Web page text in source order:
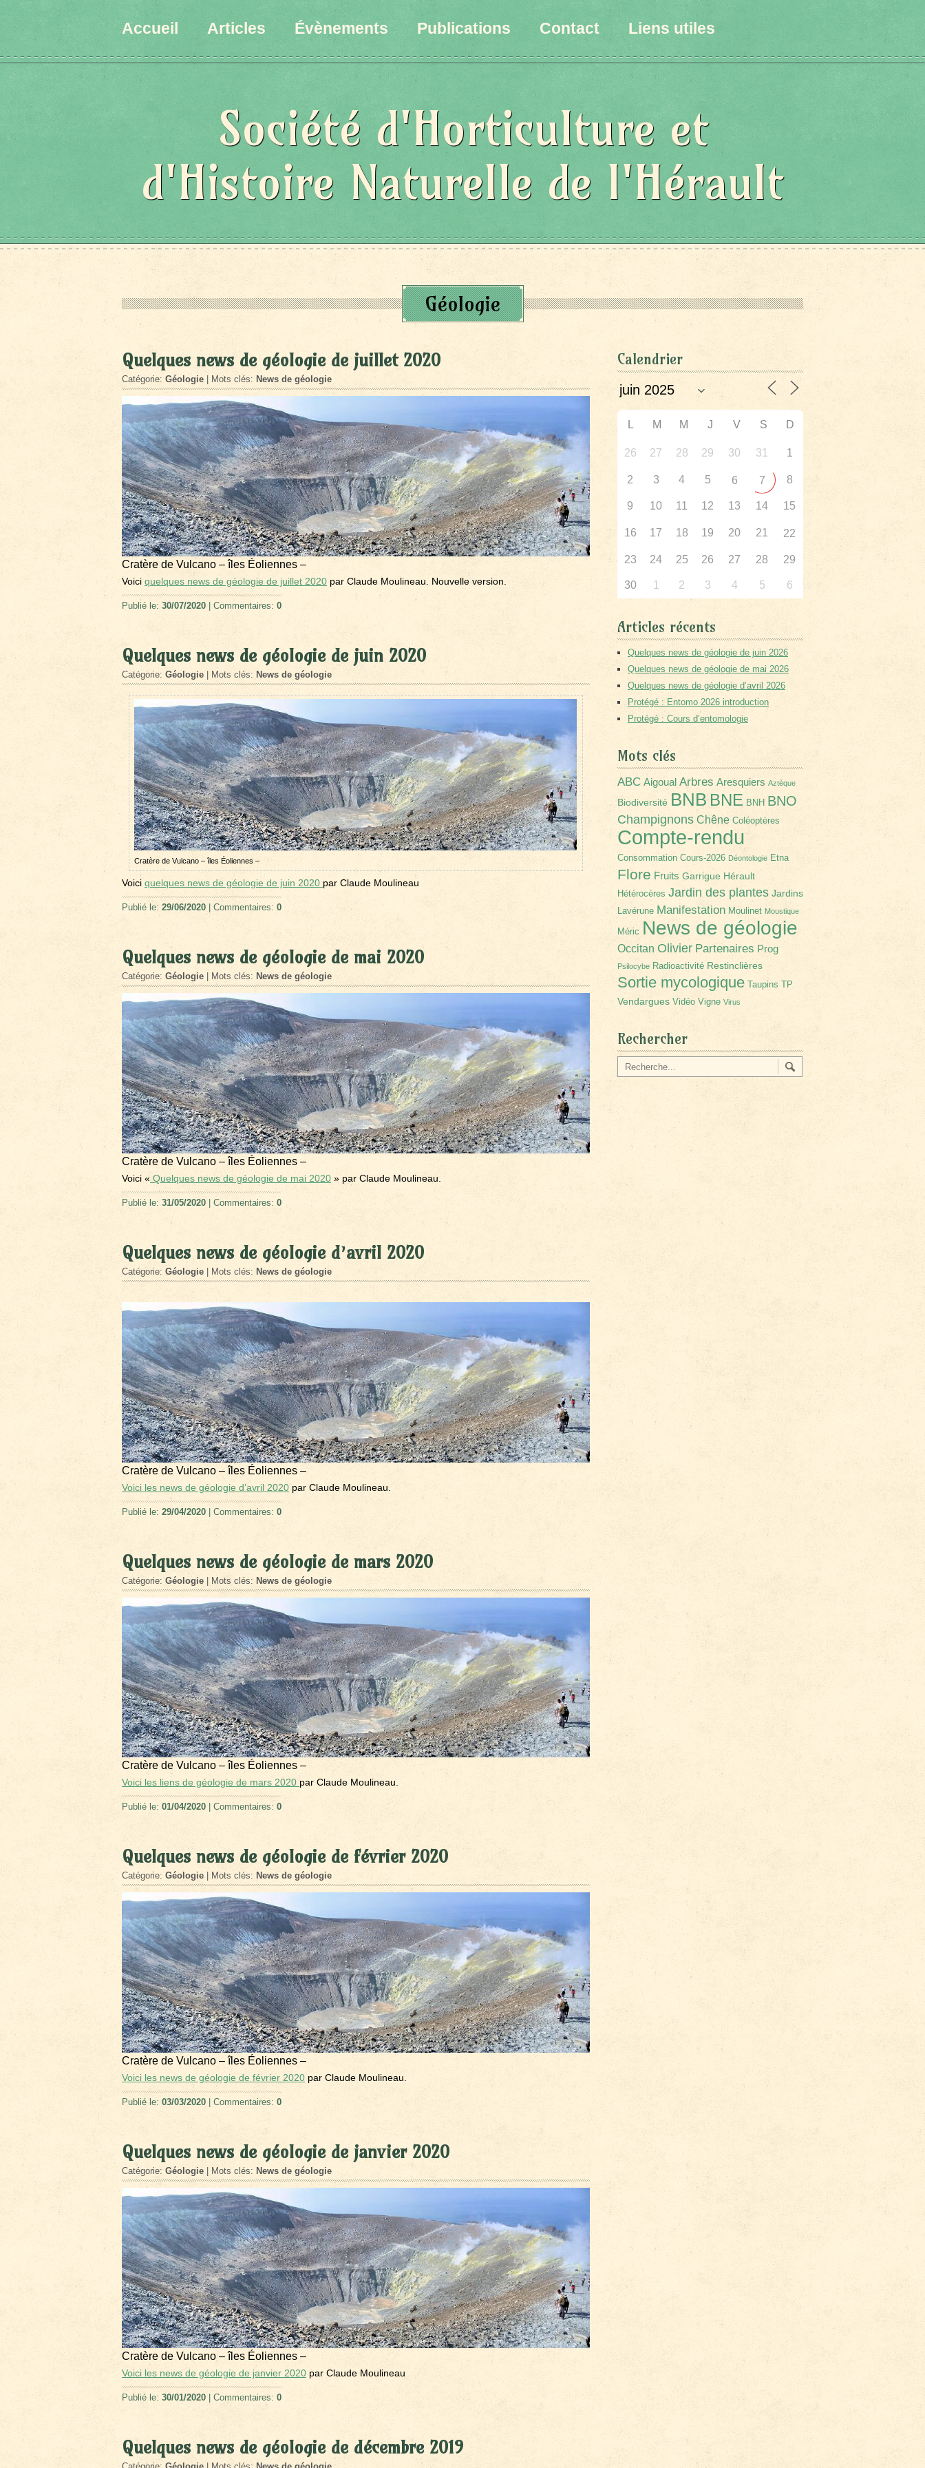
Accueil Articles Évènements Publications Contact Liens utiles
Société d'Horticulture et
d'Histoire Naturelle de l'Hérault
Géologie
Quelques news de géologie de juillet 2020
Catégorie: Géologie | Mots clés: News de géologie
Cratère de Vulcano – îles Éoliennes –
Voici quelques news de géologie de juillet 2020 par Claude Moulineau. Nouvelle version.
Publié le: 30/07/2020 | Commentaires: 0
Quelques news de géologie de juin 2020
Catégorie: Géologie | Mots clés: News de géologie
Cratère de Vulcano – îles Éoliennes –
Voici quelques news de géologie de juin 2020 par Claude Moulineau
Publié le: 29/06/2020 | Commentaires: 0
Quelques news de géologie de mai 2020
Catégorie: Géologie | Mots clés: News de géologie
Cratère de Vulcano – îles Éoliennes –
Voici « Quelques news de géologie de mai 2020 » par Claude Moulineau.
Publié le: 31/05/2020 | Commentaires: 0
Quelques news de géologie d’avril 2020
Catégorie: Géologie | Mots clés: News de géologie
Cratère de Vulcano – îles Éoliennes –
Voici les news de géologie d’avril 2020 par Claude Moulineau.
Publié le: 29/04/2020 | Commentaires: 0
Quelques news de géologie de mars 2020
Catégorie: Géologie | Mots clés: News de géologie
Cratère de Vulcano – îles Éoliennes –
Voici les liens de géologie de mars 2020 par Claude Moulineau.
Publié le: 01/04/2020 | Commentaires: 0
Quelques news de géologie de février 2020
Catégorie: Géologie | Mots clés: News de géologie
Cratère de Vulcano – îles Éoliennes –
Voici les news de géologie de février 2020 par Claude Moulineau.
Publié le: 03/03/2020 | Commentaires: 0
Quelques news de géologie de janvier 2020
Catégorie: Géologie | Mots clés: News de géologie
Cratère de Vulcano – îles Éoliennes –
Voici les news de géologie de janvier 2020 par Claude Moulineau
Publié le: 30/01/2020 | Commentaires: 0
Quelques news de géologie de décembre 2019
Calendrier
L M M J V S D
26 27 28 29 30 31 1
2 3 4 5 6 7 8
9 10 11 12 13 14 15
16 17 18 19 20 21 22
23 24 25 26 27 28 29
30 1 2 3 4 5 6
Articles récents
Quelques news de géologie de juin 2026
Quelques news de géologie de mai 2026
Quelques news de géologie d’avril 2026
Protégé : Entomo 2026 introduction
Protégé : Cours d’entomologie
Mots clés
ABC Aigoual Arbres Aresquiers Aztèque
Biodiversité BNB BNE BNH BNO
Champignons Chêne Coléoptères
Compte-rendu
Consommation Cours-2026 Déontologie Etna
Flore Fruits Garrigue Hérault
Hétérocères Jardin des plantes Jardins
Lavérune Manifestation Moulinet Moustique
Méric News de géologie
Occitan Olivier Partenaires Prog
Psilocybe Radioactivité Restinclières
Sortie mycologique Taupins TP
Vendargues Vidéo Vigne Virus
Rechercher